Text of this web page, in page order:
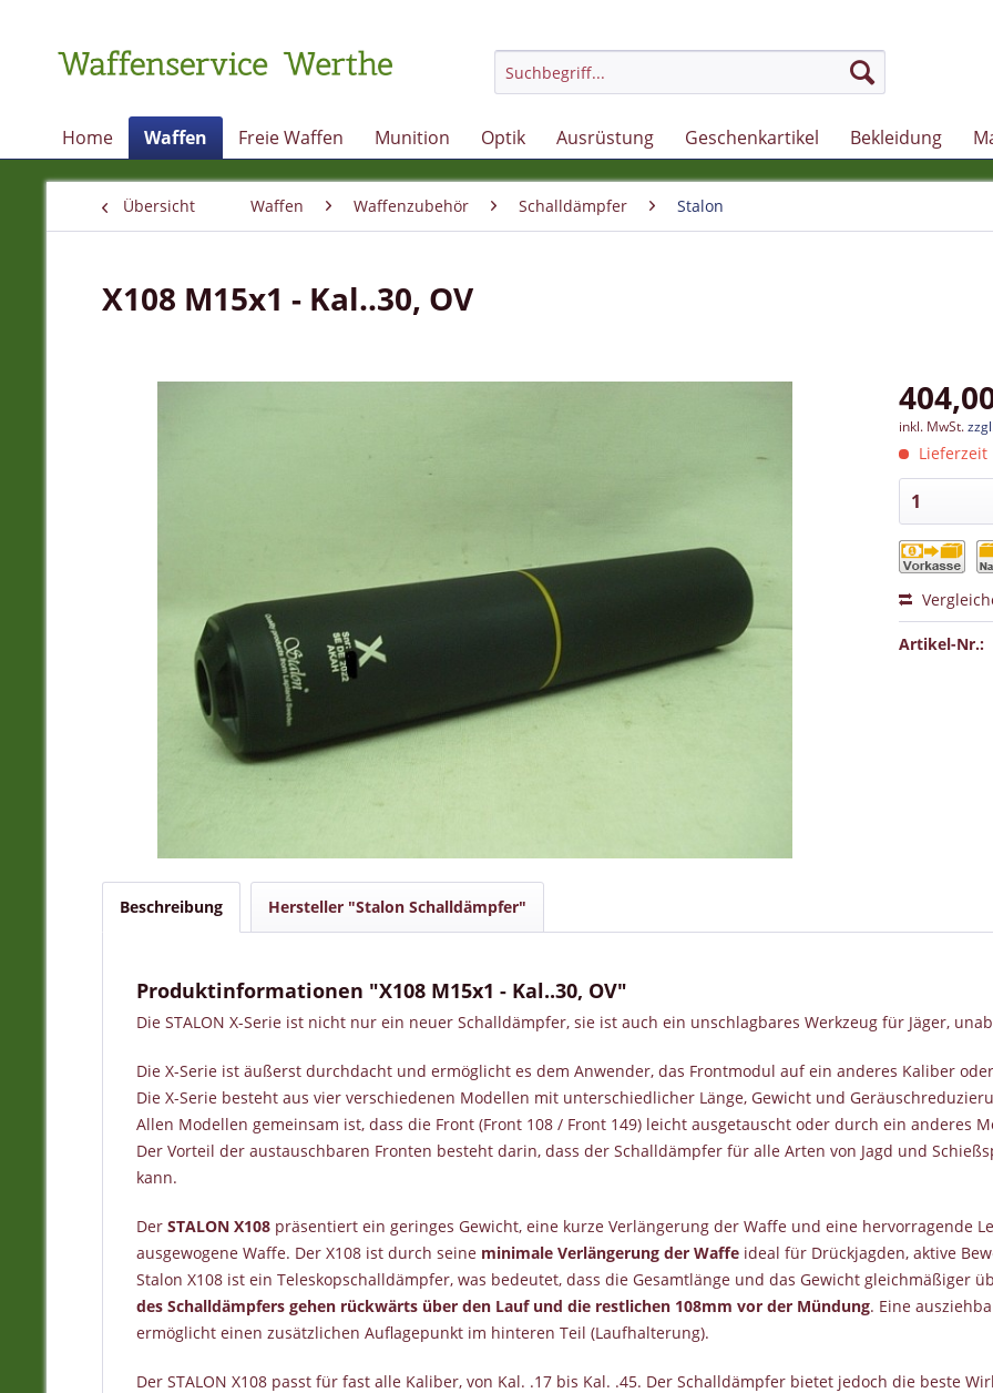
Home Waffen Freie Waffen Munition Optik Ausrüstung Geschenkartikel Bekleidung
Übersicht Waffen Waffenzubehör Schalldämpfer Stalon
X108 M15x1 - Kal..30, OV
inkl. MwSt.
Lieferzeit
Artikel-Nr.:
Beschreibung Hersteller "Stalon Schalldämpfer"
Produktinformationen "X108 M15x1 - Kal..30, OV"
Die STALON X-Serie ist nicht nur ein neuer Schalldämpfer, sie ist auch ein unschlagbares Werkzeug für Jäger,
Die X-Serie ist äußerst durchdacht und ermöglicht es dem Anwender, das Frontmodul auf ein anderes Kaliber
Die X-Serie besteht aus vier verschiedenen Modellen mit unterschiedlicher Länge, Gewicht und
Allen Modellen gemeinsam ist, dass die Front (Front 108 / Front 149) leicht ausgetauscht oder durch ein anderes
Der Vorteil der austauschbaren Fronten besteht darin, dass der Schalldämpfer für alle Arten von Jagd und
kann.
Der STALON X108 präsentiert ein geringes Gewicht, eine kurze Verlängerung der Waffe und eine hervorragende
ausgewogene Waffe. Der X108 ist durch seine minimale Verlängerung der Waffe ideal für Drückjagden, aktive
Stalon X108 ist ein Teleskopschalldämpfer, was bedeutet, dass die Gesamtlänge und das Gewicht gleichmäßiger
des Schalldämpfers gehen rückwärts über den Lauf und die restlichen 108mm vor der Mündung. Eine
ermöglicht einen zusätzlichen Auflagepunkt im hinteren Teil (Laufhalterung).
Der STALON X108 passt für fast alle Kaliber, von Kal. .17 bis Kal. .45. Der Schalldämpfer bietet jedoch die beste